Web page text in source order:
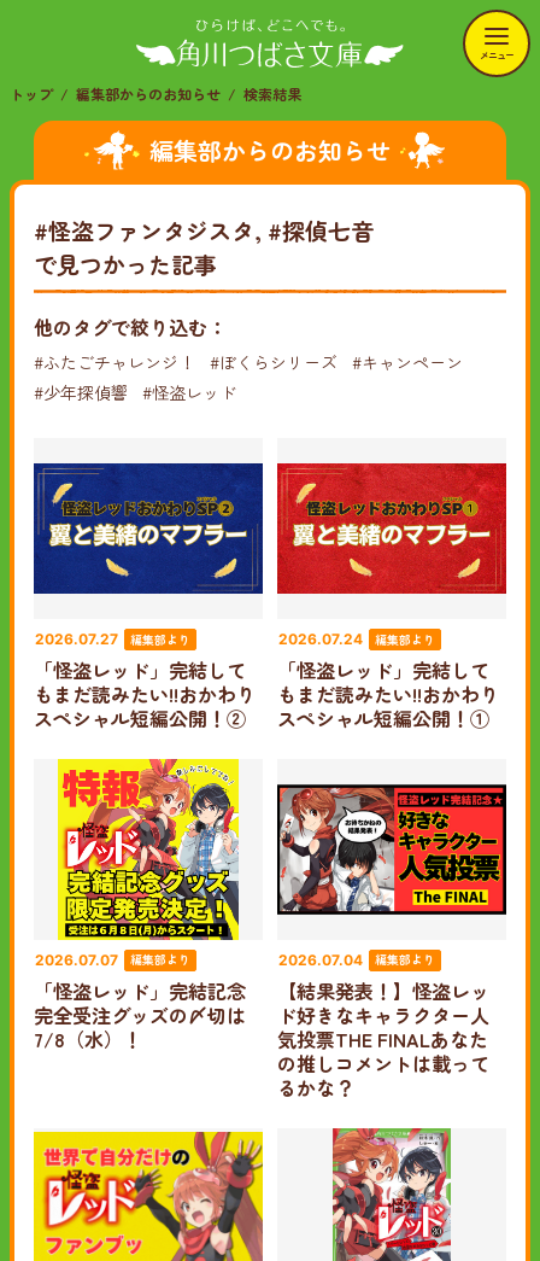
メニュー
トップ 編集部からのお知らせ 検索結果
編集部からのお知らせ
#怪盗ファンタジスタ, #探偵七音
で見つかった記事
他のタグで絞り込む：
#ふたごチャレンジ！ #ぼくらシリーズ
#キャンペーン
#少年探偵響
#怪盗レッド
2026.07.27 編集部より
「怪盗レッド」完結して
もまだ読みたい!!おかわり
スペシャル短編公開！②
2026.07.24 編集部より
「怪盗レッド」完結して
もまだ読みたい!!おかわり
スペシャル短編公開！①
2026.07.07 編集部より
「怪盗レッド」完結記念
完全受注グッズの〆切は
7/8（水）！
2026.07.04 編集部より
【結果発表！】怪盗レッ
ド好きなキャラクター人
気投票THE FINALあなた
の推しコメントは載って
るかな？